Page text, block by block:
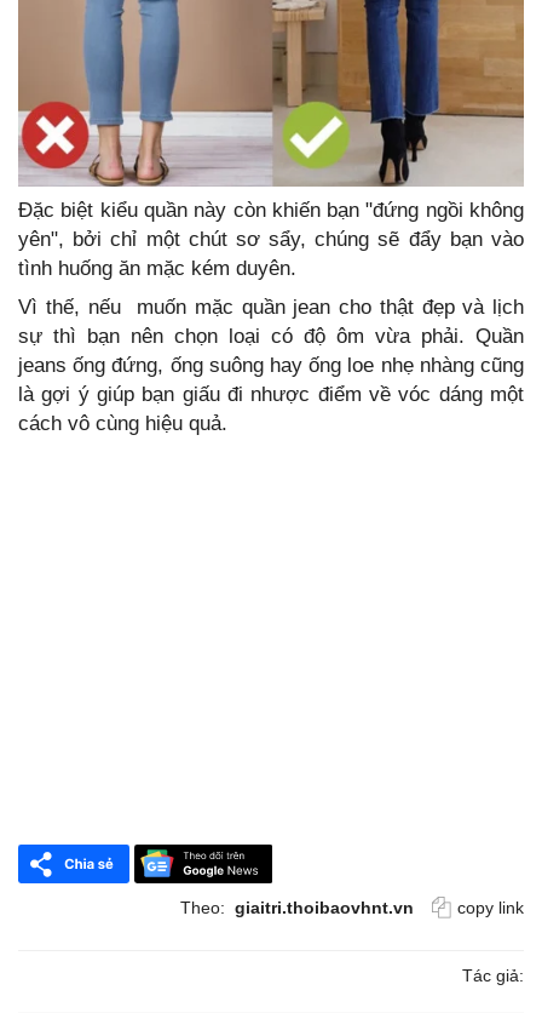
Đặc biệt kiểu quần này còn khiến bạn "đứng ngồi không
yên", bởi chỉ một chút sơ sẩy, chúng sẽ đẩy bạn vào
tình huống ăn mặc kém duyên.
Vì thế, nếu muốn mặc quần jean cho thật đẹp và lịch
sự thì bạn nên chọn loại có độ ôm vừa phải. Quần
jeans ống đứng, ống suông hay ống loe nhẹ nhàng cũng
là gợi ý giúp bạn giấu đi nhược điểm về vóc dáng một
cách vô cùng hiệu quả.
Theo: giaitri.thoibaovhnt.vn copy link
Tác giả: